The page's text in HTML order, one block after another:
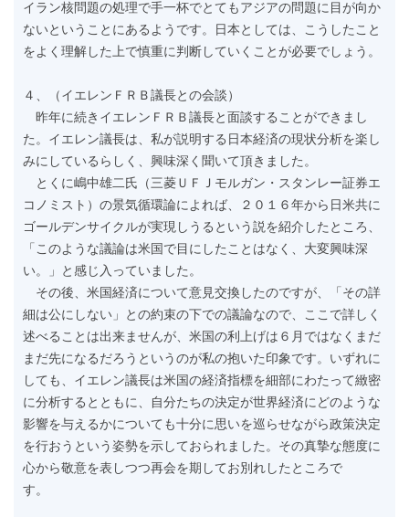
イラン核問題の処理で手一杯でとてもアジアの問題に目が向か
ないということにあるようです。日本としては、こうしたこと
をよく理解した上で慎重に判断していくことが必要でしょう。
４、（イエレンＦＲＢ議長との会談）
昨年に続きイエレンＦＲＢ議長と面談することができまし
た。イエレン議長は、私が説明する日本経済の現状分析を楽し
みにしているらしく、興味深く聞いて頂きました。
とくに嶋中雄二氏（三菱ＵＦＪモルガン・スタンレー証券エ
コノミスト）の景気循環論によれば、２０１６年から日米共に
ゴールデンサイクルが実現しうるという説を紹介したところ、
「このような議論は米国で目にしたことはなく、大変興味深
い。」と感じ入っていました。
その後、米国経済について意見交換したのですが、「その詳
細は公にしない」との約束の下での議論なので、ここで詳しく
述べることは出来ませんが、米国の利上げは６月ではなくまだ
まだ先になるだろうというのが私の抱いた印象です。いずれに
しても、イエレン議長は米国の経済指標を細部にわたって緻密
に分析するとともに、自分たちの決定が世界経済にどのような
影響を与えるかについても十分に思いを巡らせながら政策決定
を行おうという姿勢を示しておられました。その真摯な態度に
心から敬意を表しつつ再会を期してお別れしたところで
す。